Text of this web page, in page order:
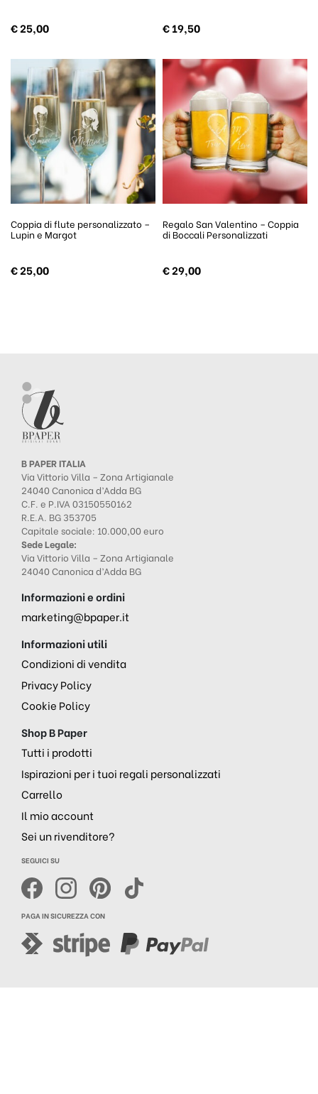
€25,00 €19,50
Coppia di flute personalizzato –
Lupin e Margot
€25,00
Regalo San Valentino – Coppia
di Boccali Personalizzati
€29,00
B PAPER ITALIA
Via Vittorio Villa – Zona Artigianale
24040 Canonica d’Adda BG
C.F. e P.IVA 03150550162
R.E.A. BG 353705
Capitale sociale: 10.000,00 euro
Sede Legale:
Via Vittorio Villa – Zona Artigianale
24040 Canonica d’Adda BG
Informazioni e ordini
marketing@bpaper.it
Informazioni utili
Condizioni di vendita
Privacy Policy
Cookie Policy
Shop B Paper
Tutti i prodotti
Ispirazioni per i tuoi regali personalizzati
Carrello
Il mio account
Sei un rivenditore?
SEGUICI SU
PAGA IN SICUREZZA CON